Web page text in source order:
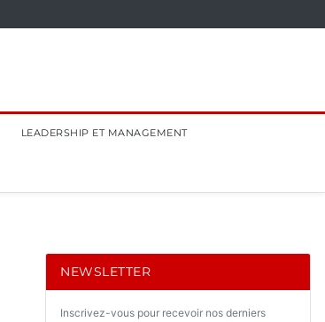
LEADERSHIP ET MANAGEMENT
NEWSLETTER
Inscrivez-vous pour recevoir nos derniers